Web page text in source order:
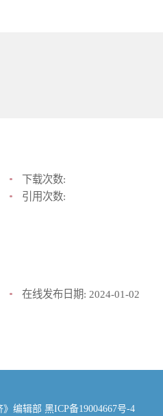
下载次数:
引用次数:
在线发布日期: 2024-01-02
》编辑部 黑ICP备19004667号-4